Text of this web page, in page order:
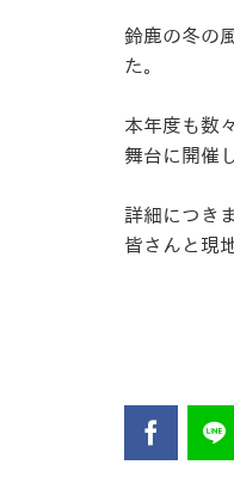
鈴鹿の冬の
た。
本年度も数
舞台に開催
詳細につき
皆さんと現